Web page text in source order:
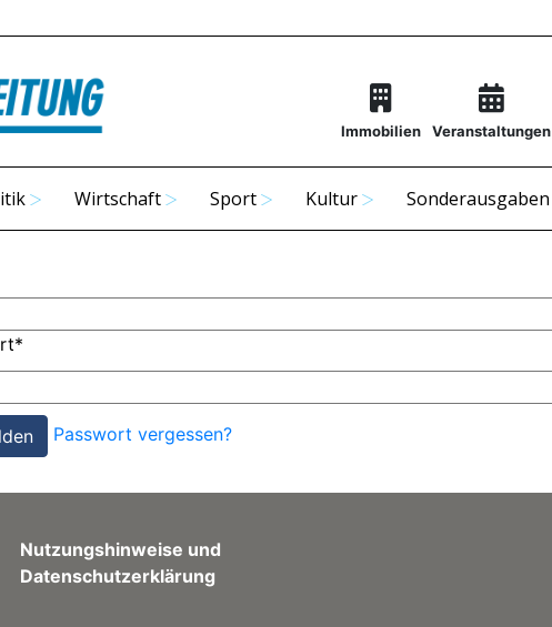
Immobilien Veranstaltungen
Wirtschaft Sport Kultur Sonderausgaben
*
Passwort vergessen?
Nutzungshinweise und
Datenschutzerklärung